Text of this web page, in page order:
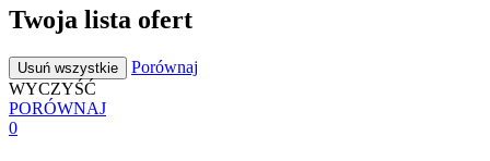
Twoja lista ofert
Usuń wszystkie
Porównaj
WYCZYŚĆ
PORÓWNAJ
0